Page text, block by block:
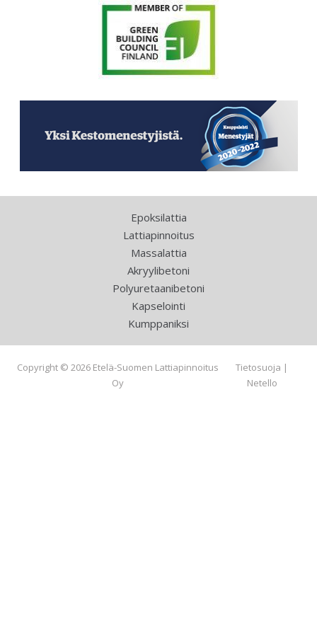
Epoksilattia
Lattiapinnoitus
Massalattia
Akryylibetoni
Polyuretaanibetoni
Kapselointi
Kumppaniksi
Copyright © 2026 Etelä-Suomen Lattiapinnoitus
Oy
Tietosuoja |
Netello